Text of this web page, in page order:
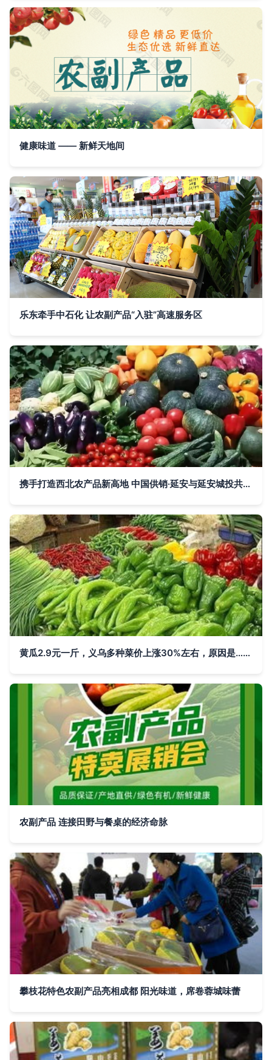
健康味道 —— 新鲜天地间
乐东牵手中石化 让农副产品“入驻”高速服务区
携手打造西北农产品新高地 中国供销·延安与延安城投共筑集散中心
黄瓜2.9元一斤，义乌多种菜价上涨30%左右，原因是……
农副产品 连接田野与餐桌的经济命脉
攀枝花特色农副产品亮相成都 阳光味道，席卷蓉城味蕾